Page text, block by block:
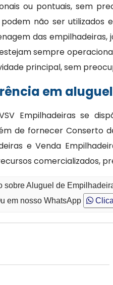
ou pontuais, sem
não ser utilizados
das empilhadeiras,
sempre
principal, sem
em
Empilhadeiras se
de fornecer Conserto
e Venda
comercializados,
sobre Aluguel de
em nosso WhatsApp